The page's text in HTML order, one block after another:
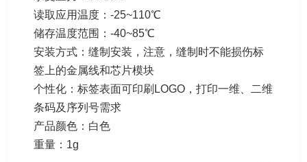
读取应用温度：-25~110℃
储存温度范围：-40~85℃
安装方式：缝制安装，注意，缝制时不能损伤标
签上的金属线和芯片模块
个性化：标签表面可印刷LOGO，打印一维、二维
条码及序列号需求
产品颜色：白色
重量：1g